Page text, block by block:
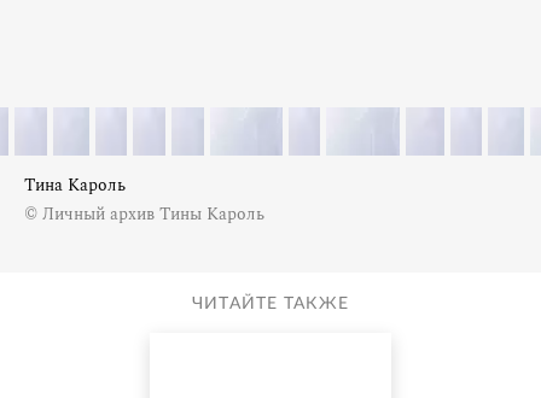
Тина Кароль
© Личный архив Тины Кароль
ЧИТАЙТЕ ТАКЖЕ